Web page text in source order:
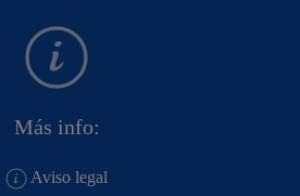
Más info:
Aviso legal